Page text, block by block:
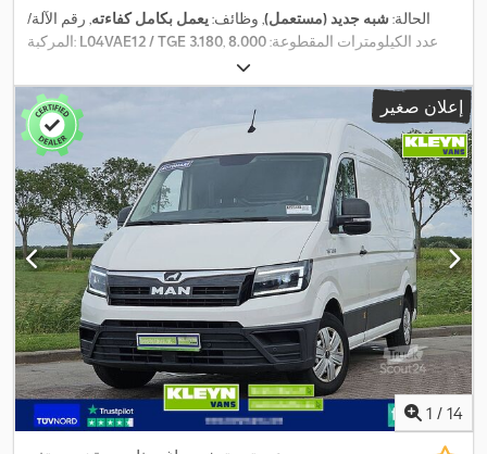
الحالة: شبه جديد (مستعمل), وظائف:يعمل بكامل كفاءته, رقم الآلة/
المركبة: L04VAE12 / TGE 3.180 , عدد الكيلومترات المقطوعة:8.000
, نوع الوقود:
كجم, مقاس الإطار:Neumáticos 235/65 R 16 C 115/113 R, تكوين
المحور:
06/2029 , سعة خزان الوقود:
استهلاك الوقود (مجمع):
, لون: , نوع التروس: تلقائي,
فئة الانبعاثات:يورو 6 , عدد المقاعد:4, الطول الكلي:6.836 مم
, العرض
الكلي:2.040 مم , الارتفاع الكلي: , سنة الصنع:2024, ساعات
التشغيل:500 h , وضعية عجلة القيادة: يسار , مصنع الشاسيه:MAN, طراز
الهيكل:MAN , عدد الأسرّة:2 , معدات:Apple CarPlay, أسرة فردية,
أسِرّة بطابقين, أضواء الضباب, إطارات شتوية, إطارات صيفية, إطارات
لجميع الفصول, برنامج الثبات الإلكتروني (ESP), تسجيل السيارة, تكييف
الهواء, توجيه معزز بالطاقة, حساسات الركن, حمام, دش, سخان التدفئة
أثناء التوقف, قفل التروس التفاضلية, قفل مركزي, كمبيوتر على متن
المركبة, مثبت السرعة, مدفأة المقعد, مرشح السخام, مصابيح أمامية
إضافية, مصفوفة شمسية, مطبخ على متن المركبة, مظلة, نظام التحكم
في الجر, نظام الفرامل المانعة للانغلاق (ABS), نظام الملاحة, نظام منع
التشغيل, هوائي فضائي, وسادة هوائية, وصلات المقطورة,
إعلان صغير
1 / 14